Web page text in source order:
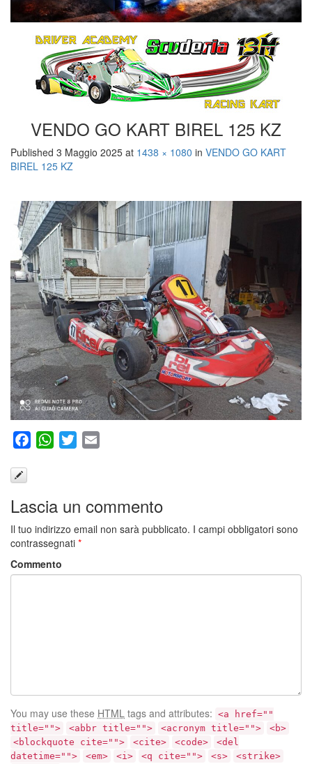
VENDO GO KART BIREL 125 KZ
Published 3 Maggio 2025 at 1438 × 1080 in VENDO GO KART
BIREL 125 KZ
FacebookWhatsApp
Twitter
Lascia un commento
Il tuo indirizzo email non sarà pubblicato. I campi obbligatori sono
contrassegnati *
Commento
You may use these HTML tags and attributes: <a href=""
title="">
<abbr title=""> <acronym title="">
<b>
<blockquote cite="">
<cite> <code>
<del
datetime="">
<em> <i> <q cite=""> <s>
<strike>